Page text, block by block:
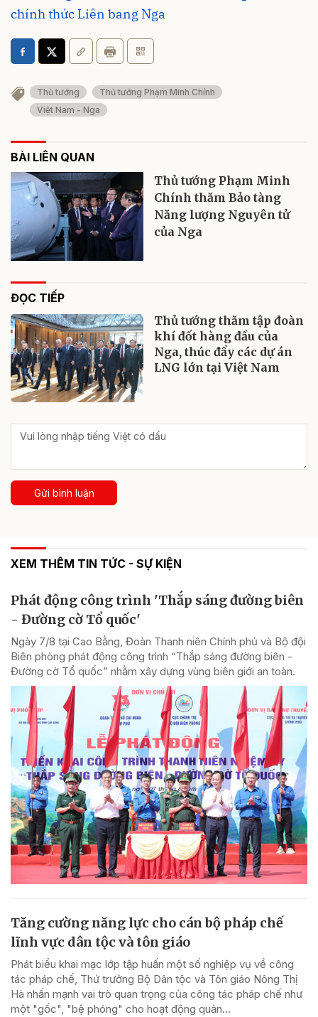
chính thức Liên bang Nga
Thủ tướng
Thủ tướng Phạm Minh Chính
Việt Nam - Nga
BÀI LIÊN QUAN
Thủ tướng Phạm Minh
Chính thăm Bảo tàng
Năng lượng Nguyên tử
của Nga
ĐỌC TIẾP
Thủ tướng thăm tập đoàn
khí đốt hàng đầu của
Nga, thúc đẩy các dự án
LNG lớn tại Việt Nam
Gửi bình luận
XEM THÊM TIN TỨC - SỰ KIỆN
Phát động công trình 'Thắp sáng đường biên
- Đường cờ Tổ quốc'
Ngày 7/8 tại Cao Bằng, Đoàn Thanh niên Chính phủ và Bộ đội
Biên phòng phát động công trình “Thắp sáng đường biên -
Đường cờ Tổ quốc” nhằm xây dựng vùng biên giới an toàn.
Tăng cường năng lực cho cán bộ pháp chế
lĩnh vực dân tộc và tôn giáo
Phát biểu khai mạc lớp tập huấn một số nghiệp vụ về công
tác pháp chế, Thứ trưởng Bộ Dân tộc và Tôn giáo Nông Thị
Hà nhấn mạnh vai trò quan trọng của công tác pháp chế như
một "gốc", "bệ phóng" cho hoạt động quản...